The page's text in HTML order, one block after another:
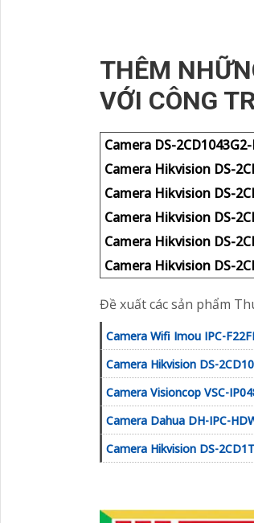
THÊM
VỚI CÔNG
Camera DS-
Camera Hikvision DS-
Camera Hikvision DS-
Camera Hikvision DS-
Camera Hikvision DS-
Camera Hikvision DS-
Đề xuất các sản phẩm
Camera Wifi Imou IPC-
Camera Hikvision DS-
Camera Visioncop VSC-
Camera Dahua DH-IPC-
Camera Hikvision DS-